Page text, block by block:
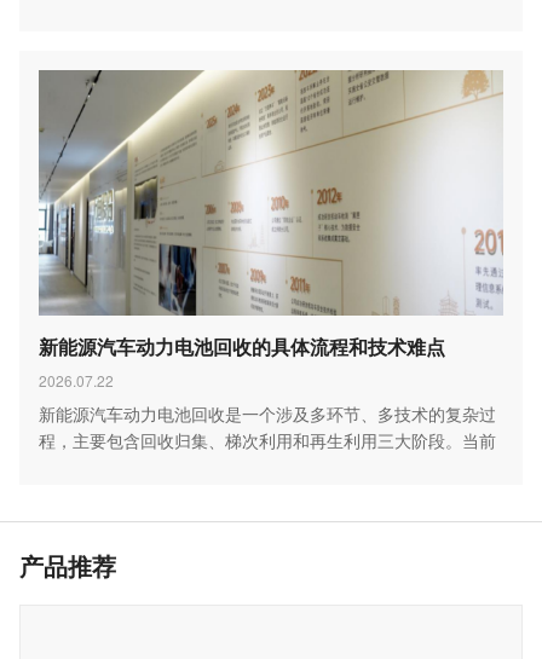
新能源汽车动力电池回收的具体流程和技术难点
2026.07.22
新能源汽车动力电池回收是一个涉及多环节、多技术的复杂过
程，主要包含回收归集、梯次利用和再生利用三大阶段。当前
产品推荐